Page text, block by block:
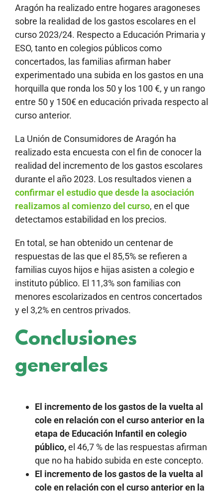
Aragón ha realizado entre hogares aragoneses
sobre la realidad de los gastos escolares en el
curso 2023/24. Respecto a Educación Primaria y
ESO, tanto en colegios públicos como
concertados, las familias afirman haber
experimentado una subida en los gastos en una
horquilla que ronda los 50 y los 100 €, y un rango
entre 50 y 150€ en educación privada respecto al
curso anterior.
La Unión de Consumidores de Aragón ha
realizado esta encuesta con el fin de conocer la
realidad del incremento de los gastos escolares
durante el año 2023. Los resultados vienen a
confirmar el estudio que desde la asociación
realizamos al comienzo del curso, en el que
detectamos estabilidad en los precios.
En total, se han obtenido un centenar de
respuestas de las que el 85,5% se refieren a
familias cuyos hijos e hijas asisten a colegio e
instituto público. El 11,3% son familias con
menores escolarizados en centros concertados
y el 3,2% en centros privados.
Conclusiones
generales
El incremento de los gastos de la vuelta al
cole en relación con el curso anterior en la
etapa de Educación Infantil en colegio
público,el 46,7 % de las respuestas afirman
que no ha habido subida en este concepto.
El incremento de los gastos de la vuelta al
cole en relación con el curso anterior en la